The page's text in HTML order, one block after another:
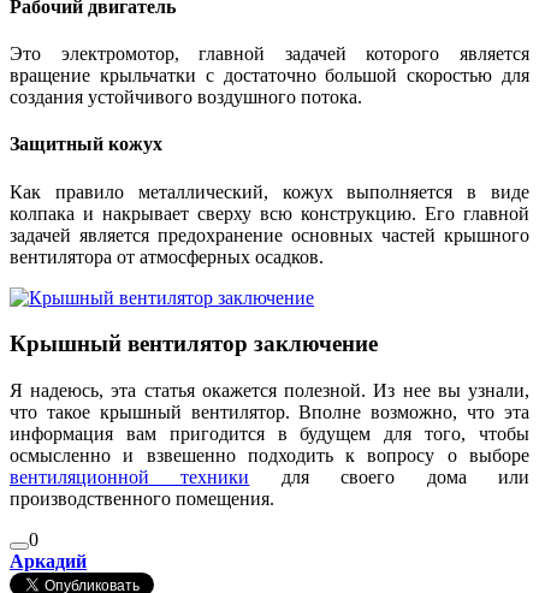
Рабочий двигатель
Это электромотор, главной задачей которого является
вращение крыльчатки с достаточно большой скоростью для
создания устойчивого воздушного потока.
Защитный кожух
Как правило металлический, кожух выполняется в виде
колпака и накрывает сверху всю конструкцию. Его главной
задачей является предохранение основных частей крышного
вентилятора от атмосферных осадков.
Крышный вентилятор заключение
Я надеюсь, эта статья окажется полезной. Из нее вы узнали,
что такое крышный вентилятор. Вполне возможно, что эта
информация вам пригодится в будущем для того, чтобы
осмысленно и взвешенно подходить к вопросу о выборе
вентиляционной техники для своего дома или
производственного помещения.
0
Аркадий